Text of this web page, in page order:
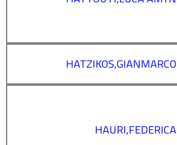
HATZIKOS,GIANMARCO
HAURI,FEDERICA